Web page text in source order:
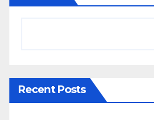
Recent Posts